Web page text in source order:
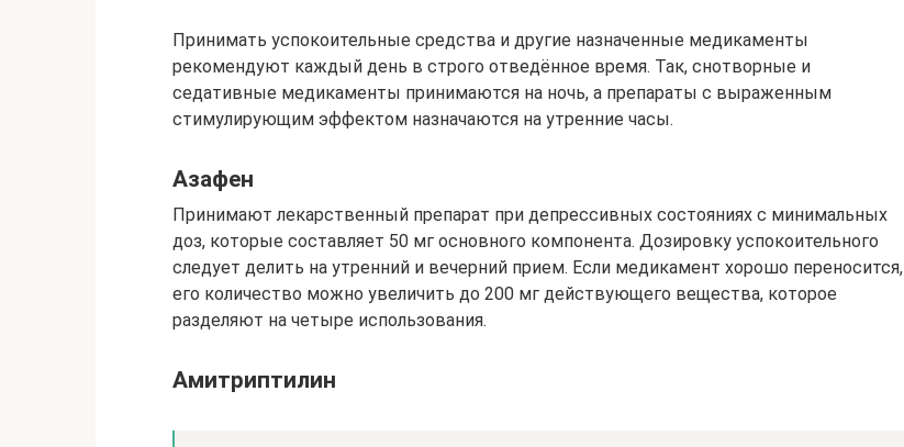
Принимать успокоительные средства и другие назначенные медикаменты
рекомендуют каждый день в строго отведённое время. Так, снотворные и
седативные медикаменты принимаются на ночь, а препараты с выраженным
стимулирующим эффектом назначаются на утренние часы.
Азафен
Принимают лекарственный препарат при депрессивных состояниях с минимальных
доз, которые составляет 50 мг основного компонента. Дозировку успокоительного
следует делить на утренний и вечерний прием. Если медикамент хорошо переносится,
его количество можно увеличить до 200 мг действующего вещества, которое
разделяют на четыре использования.
Амитриптилин